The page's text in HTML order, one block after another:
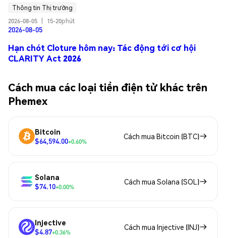
Thông tin Thị trường
2026-08-05
15-20phút
2026-08-05
Hạn chót Cloture hôm nay: Tác động tới cơ hội
CLARITY Act 2026
Cách mua các loại tiền điện tử khác trên
Phemex
Bitcoin
$64,594.00+0.60%
Cách mua Bitcoin (BTC)
Solana
$74.10+0.00%
Cách mua Solana (SOL)
Injective
$4.87+0.36%
Cách mua Injective (INJ)